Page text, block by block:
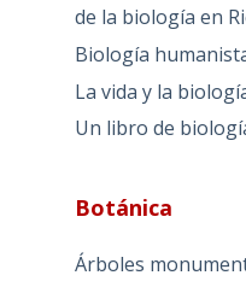
de la biología en
Biología
La vida y la
Un libro de
Botánica
Árboles